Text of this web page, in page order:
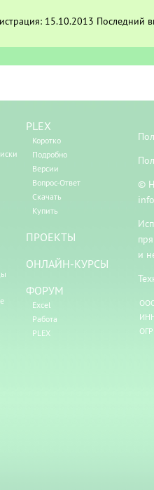
15.10.2013 Последний
PLEX
Коротко
Подробно
Версии
Вопрос-Ответ
Скачать
Купить
ПРОЕКТЫ
ОНЛАЙН-КУРСЫ
ФОРУМ
Excel
Работа
PLEX
©
и